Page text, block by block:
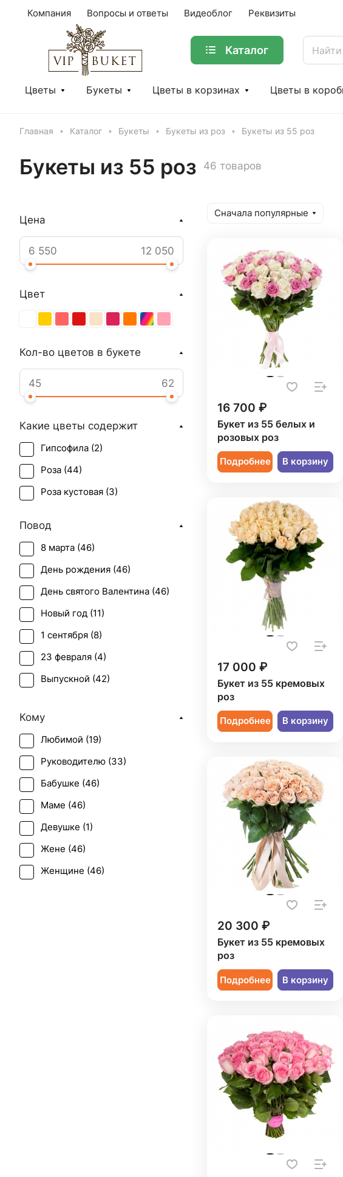
Компания Вопросы и ответы Видеоблог Реквизиты
Каталог
Цветы Букеты Цветы в корзинах Цветы в
Главная Каталог Букеты Букеты из роз Букеты из 55 роз
Букеты из 55 роз 46 товаров
Сначала популярные
16 700 ₽
Букет из 55 белых и
розовых роз
Подробнее В корзину
17 000 ₽
Букет из 55 кремовых
роз
Подробнее В корзину
20 300 ₽
Букет из 55 кремовых
роз
Подробнее В корзину
Цена
Цвет
Кол-во цветов в букете
Какие цветы содержит
Гипсофила (2)
Роза (44)
Роза кустовая (3)
Повод
8 марта (46)
День рождения (46)
День святого Валентина (46)
Новый год (11)
1 сентября (8)
23 февраля (4)
Выпускной (42)
День учителя (
Пасха (5)
Первое свидание (46
Последний звонок (
Рождение ребенка (
Рождество (
Свадьба (1
Татьянин день (
Кому
Любимой (19)
Руководителю (33)
Бабушке (46)
Маме (46)
Девушке (1)
Жене (46)
Женщине (46)